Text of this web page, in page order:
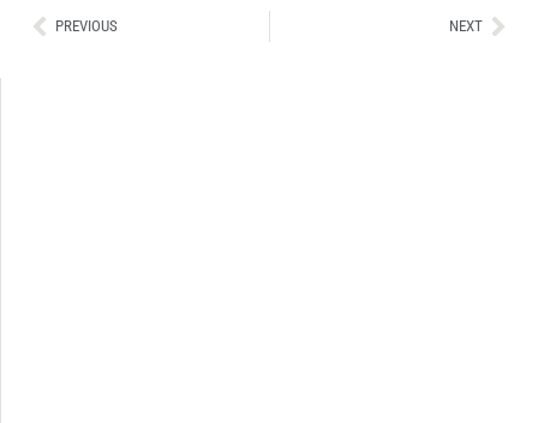
AntPREVIOUS NEXT